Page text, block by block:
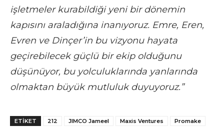
işletmeler kurabildiği yeni bir dönemin
kapısını araladığına inanıyoruz. Emre, Eren,
Evren ve Dinçer’in bu vizyonu hayata
geçirebilecek güçlü bir ekip olduğunu
düşünüyor, bu yolculuklarında yanlarında
olmaktan büyük mutluluk duyuyoruz.”
ETIKET 212 JIMCO Jameel Maxis Ventures Promake